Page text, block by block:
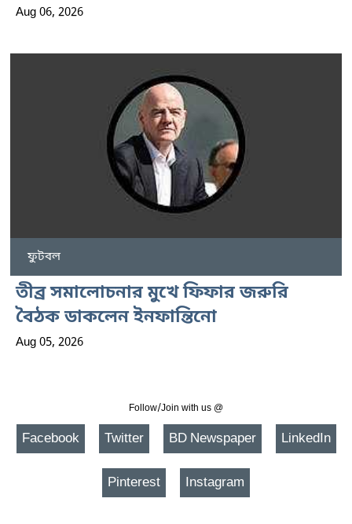
Aug 06, 2026
ফুটবল
তীব্র সমালোচনার মুখে ফিফার জরুরি
বৈঠক ডাকলেন ইনফান্তিনো
Aug 05, 2026
Follow/Join with us @
Facebook Twitter BD Newspaper LinkedIn
Pinterest Instagram